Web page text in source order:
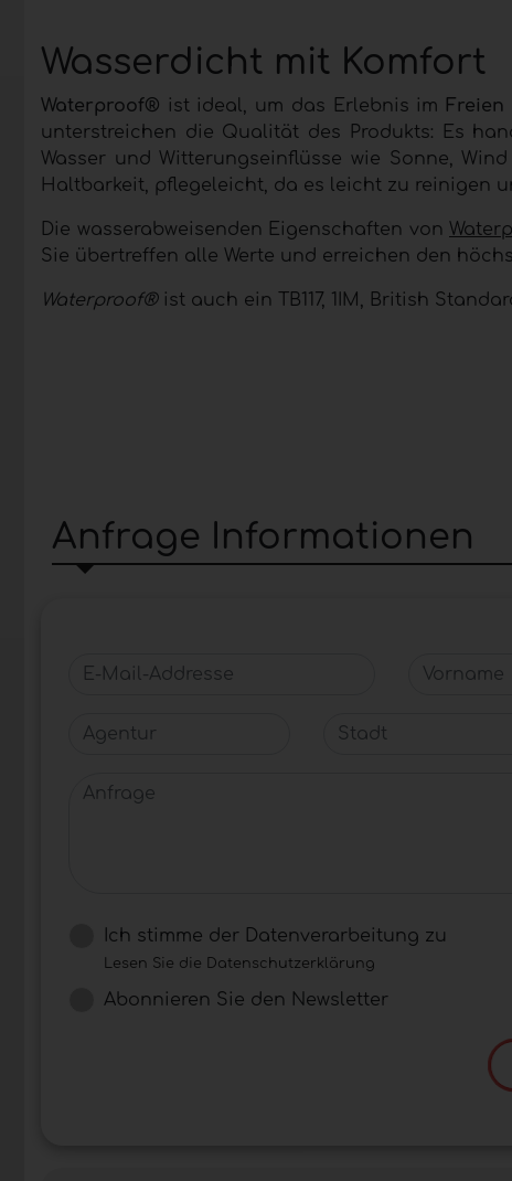
Wasserdicht mit Komfort
Waterproof® ist ideal, um das Erlebnis im Freien
unterstreichen die Qualität des Produkts: Es
Wasser und Witterungseinflüsse wie Sonne,
Haltbarkeit, pflegeleicht, da es leicht zu reinigen
Die wasserabweisenden Eigenschaften von
Sie übertreffen alle Werte und erreichen den
Waterproof®ist auch ein TB117, 1IM, British
Anfrage Informationen
E-Mail-Addresse Vorname
Agentur Stadt
Anfrage
Ich stimme der Datenverarbeitung zu
Lesen Sie die Datenschutzerklärung
Abonnieren Sie den Newsletter